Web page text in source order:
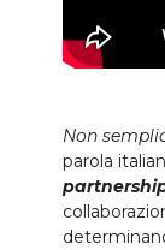
Non
parola